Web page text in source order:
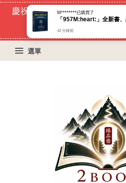
慶祝蝦皮好評過萬！買399免
53天
選單
M********已購買了
42 分鐘前